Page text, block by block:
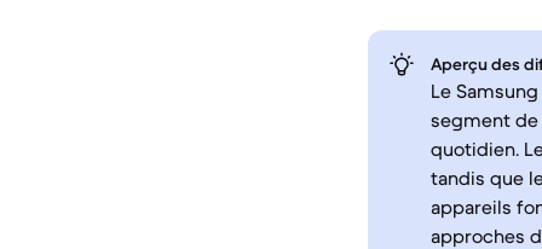
Aperçu des
Le
segment
quotidien.
tandis que
appareils
approches